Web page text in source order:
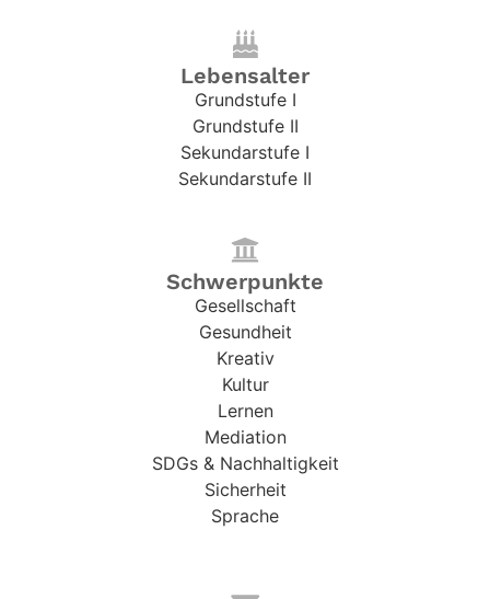
Lebensalter
Grundstufe I
Grundstufe II
Sekundarstufe I
Sekundarstufe II
Schwerpunkte
Gesellschaft
Gesundheit
Kreativ
Kultur
Lernen
Mediation
SDGs & Nachhaltigkeit
Sicherheit
Sprache